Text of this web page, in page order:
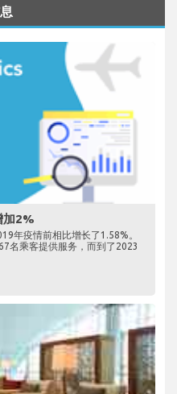
加2%
年疫情前相比增长了1.58%。
名乘客提供服务，而到了2023